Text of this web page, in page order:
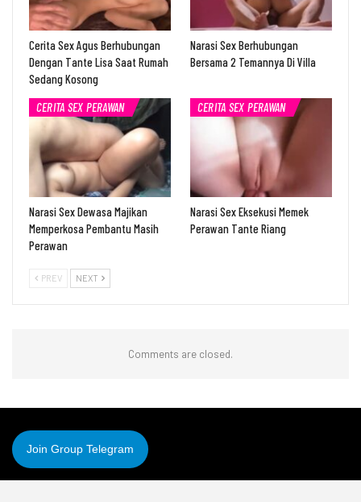
Cerita Sex Agus Berhubungan
Dengan Tante Lisa Saat Rumah
Sedang Kosong
Narasi Sex Berhubungan
Bersama 2 Temannya Di Villa
CERITA SEX PERAWAN
Narasi Sex Dewasa Majikan
Memperkosa Pembantu Masih
Perawan
CERITA SEX PERAWAN
Narasi Sex Eksekusi Memek
Perawan Tante Riang
PREV NEXT
Comments are closed.
Join Group Telegram